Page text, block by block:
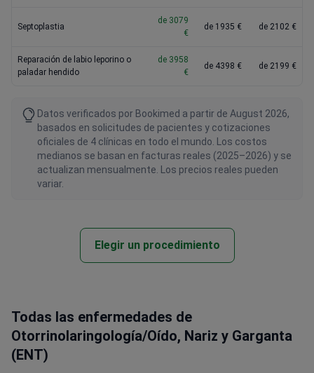
Septoplastia
de 3079
€
de 1935 € de 2102 €
Reparación de labio leporino o
paladar hendido
de 3958
€
de 4398 € de 2199 €
Datos verificados por Bookimed a partir de August 2026,
basados en solicitudes de pacientes y cotizaciones
oficiales de 4 clínicas en todo el mundo. Los costos
medianos se basan en facturas reales (2025–2026) y se
actualizan mensualmente. Los precios reales pueden
variar.
Elegir un procedimiento
Todas las enfermedades de
Otorrinolaringología/Oído, Nariz y Garganta
(ENT)